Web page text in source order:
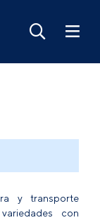
y transporte
con